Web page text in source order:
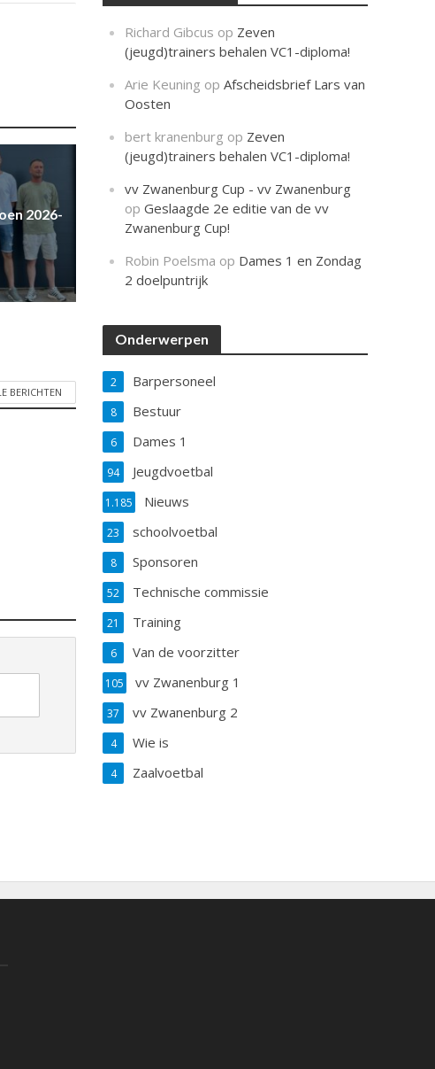
2026-
BERICHTEN
Richard Gibcus op Zeven
(jeugd)trainers behalen VC1-diploma!
Arie Keuning opAfscheidsbrief Lars van
Oosten
bert kranenburg op Zeven
(jeugd)trainers behalen VC1-diploma!
vv Zwanenburg Cup - vv Zwanenburg
opGeslaagde 2e editie van de vv
Zwanenburg Cup!
Robin Poelsma op Dames 1 en Zondag
2 doelpuntrijk
Onderwerpen
Barpersoneel
2
Bestuur
8
Dames 1
6
Jeugdvoetbal
94
Nieuws
1.185
schoolvoetbal
23
Sponsoren
8
Technische commissie
52
Training
21
Van de voorzitter
6
vv Zwanenburg 1
105
vv Zwanenburg 2
37
Wie is
4
Zaalvoetbal
4